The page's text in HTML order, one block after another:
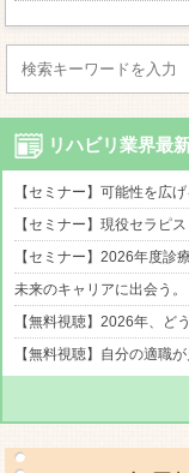
リハビリ業界最
【セミナー】可能性を広
【セミナー】現役セラピ
【セミナー】2026年度診
未来のキャリアに出会う
【無料視聴】2026年、ど
【無料視聴】自分の適職